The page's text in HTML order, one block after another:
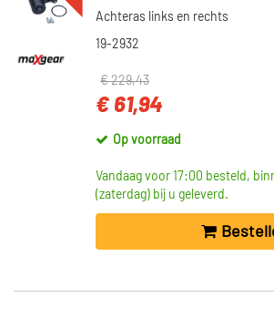
Achteras links en rechts
19-2932
€ 229,43
€ 61,94
Op voorraad
Vandaag voor 17:00 besteld,
(zaterdag) bij u geleverd.